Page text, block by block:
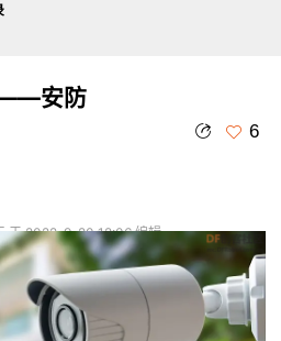
安防
6
于 2022-9-20 12:06 编辑